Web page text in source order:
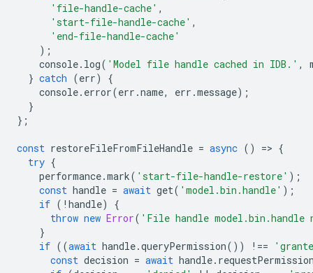
'file-handle-cache' ,
'start-file-handle-cache' ,
'end-file-handle-cache'
);
console. log( 'Model file handle cached in IDB.' ,
} catch (err)
{
console. error(err .name, err .message);
}
};
const restoreFileFromFileHandle = async () => {
try {
performance.mark( 'start-file-handle-restore' );
const handle = await get( 'model.bin.handle' );
if ( ! handle)
{
throw new Error( 'File handle
}
if ((await handle.queryPermission()) !==
const decision = await handle.